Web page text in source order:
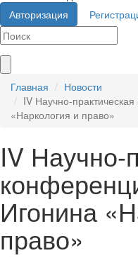
Авторизация
Главная
Новости
IV Научно-
«Наркология и право»
IV Научно-
Игонина
право»